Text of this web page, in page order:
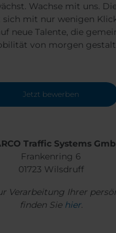
Wachse mit uns.
sich mit nur wenigen
neue Talente, die
von morgen
Jetzt bewerben
Traffic Systems
Frankenring 6
01723 Wilsdruff
Verarbeitung Ihrer
finden Sie hier.